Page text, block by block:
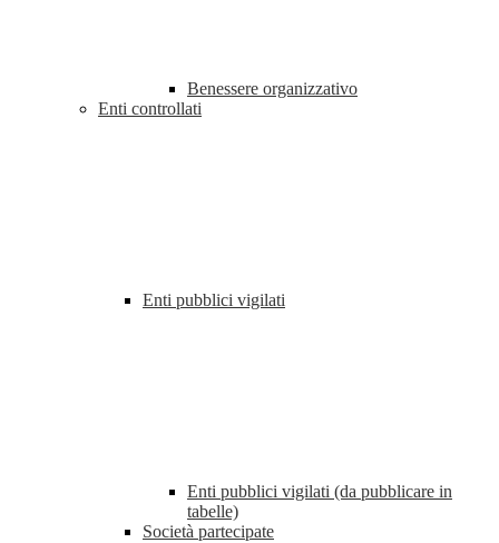
Benessere organizzativo
Enti controllati
Enti pubblici vigilati
Enti pubblici vigilati (da pubblicare in
tabelle)
Società partecipate